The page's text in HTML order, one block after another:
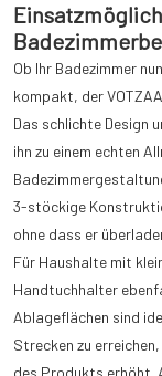
Ob Ihr Badezimmer
kompakt, der
Das schlichte Design
ihn zu einem echten
3-stöckige
ohne dass er
Für Haushalte mit
Handtuchhalter
Ablageflächen sind
Strecken zu